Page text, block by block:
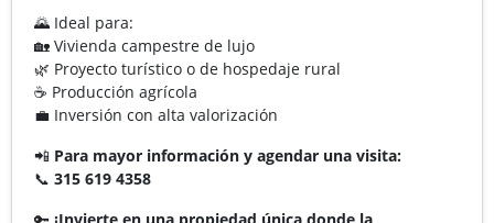
🌄 Ideal para:
🏡 Vivienda campestre de lujo
🌿 Proyecto turístico o de hospedaje rural
☕ Producción agrícola
💼 Inversión con alta valorización
📲 Para mayor información y agendar una visita:
📞 315 619 4358